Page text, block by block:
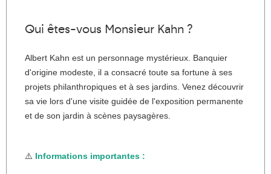
Qui êtes-vous Monsieur Kahn ?
Albert Kahn est un personnage mystérieux. Banquier
d'origine modeste, il a consacré toute sa fortune à ses
projets philanthropiques et à ses jardins. Venez découvrir
sa vie lors d'une visite guidée de l'exposition permanente
et de son jardin à scènes paysagères.
⚠️ Informations importantes :